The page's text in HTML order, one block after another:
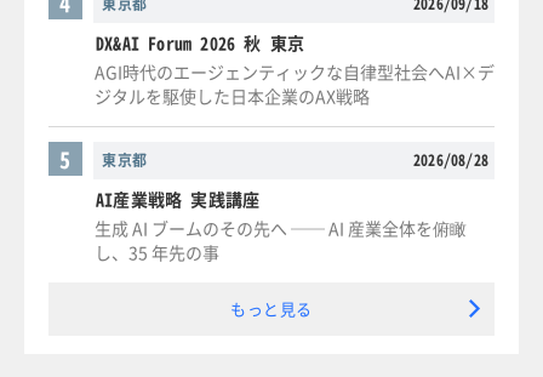
DX&AI Forum 2026 秋 東京
AGI時代のエージェンティックな自律型社会へAI×デ
ジタルを駆使した日本企業のAX戦略
東京都 2026/08/28
5
AI産業戦略 実践講座
生成 AI ブームのその先へ ── AI 産業全体を俯瞰
し、35 年先の事
もっと見る